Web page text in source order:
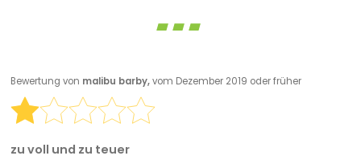
Bewertung von malibu barby,vom Dezember 2019 oder früher
zu voll und zu teuer